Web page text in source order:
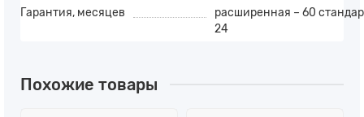
Гарантия, месяцев
расширенная – 60
24
Похожие товары